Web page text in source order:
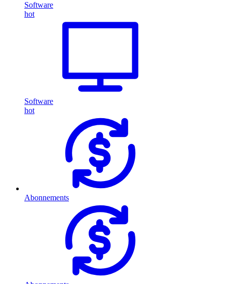
Software
hot
Software
hot
Abonnements